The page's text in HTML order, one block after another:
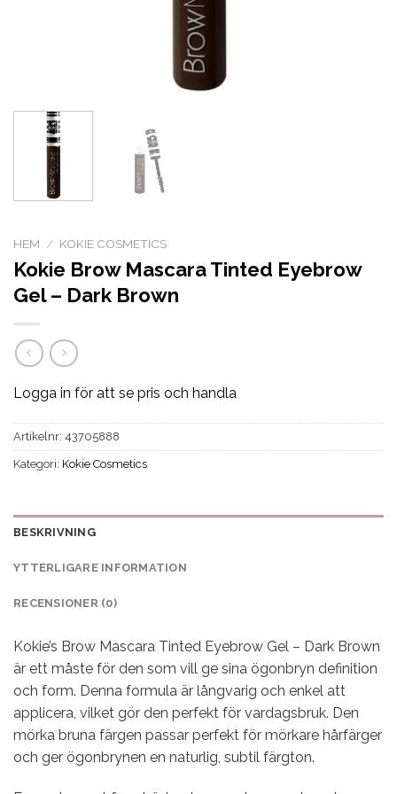
HEM / KOKIE COSMETICS
Kokie Brow Mascara Tinted Eyebrow
Gel – Dark Brown
Logga in för att se pris och handla
Artikelnr: 43705888
Kategori: Kokie Cosmetics
BESKRIVNING
YTTERLIGARE INFORMATION
RECENSIONER (0)
Kokie’s Brow Mascara Tinted Eyebrow Gel – Dark Brown
är ett måste för den som vill ge sina ögonbryn definition
och form. Denna formula är långvarig och enkel att
applicera, vilket gör den perfekt för vardagsbruk. Den
mörka bruna färgen passar perfekt för mörkare hårfärger
och ger ögonbrynen en naturlig, subtil färgton.